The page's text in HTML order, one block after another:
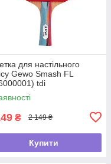
для настільного
Gewo Smash FL
tdi
₴ 2 149 ₴
Купити